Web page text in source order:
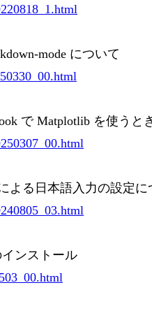
mode について
で Matplotlib を使うと
よる日本語入力の設定に
ンストール